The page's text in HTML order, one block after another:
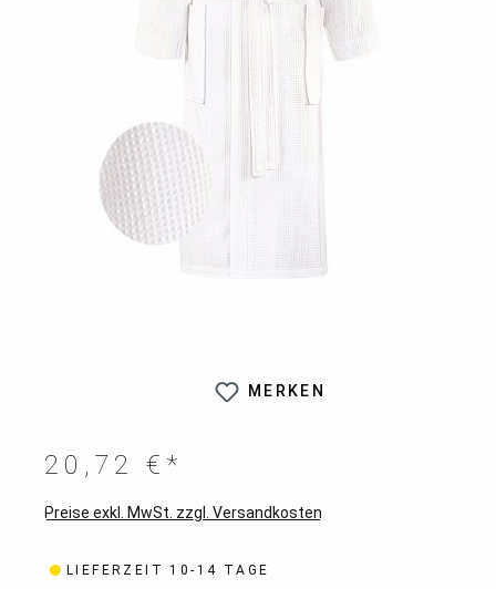
MERKEN
20,72 €*
Preise exkl. MwSt. zzgl. Versandkosten
LIEFERZEIT 10-14 TAGE